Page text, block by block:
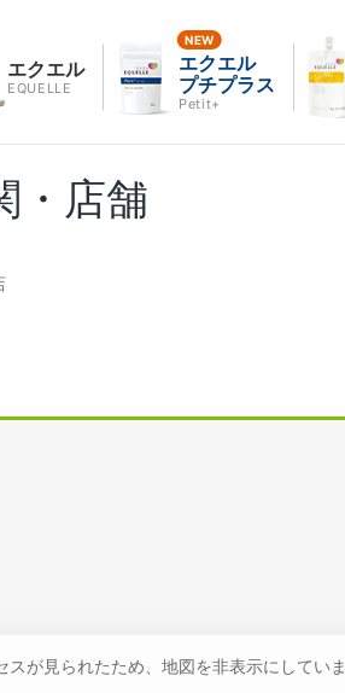
エクエル
EQUELLE
エクエル
プチプラス
Petit+
・店舗
スが見られたため、地図を非表示にしていま